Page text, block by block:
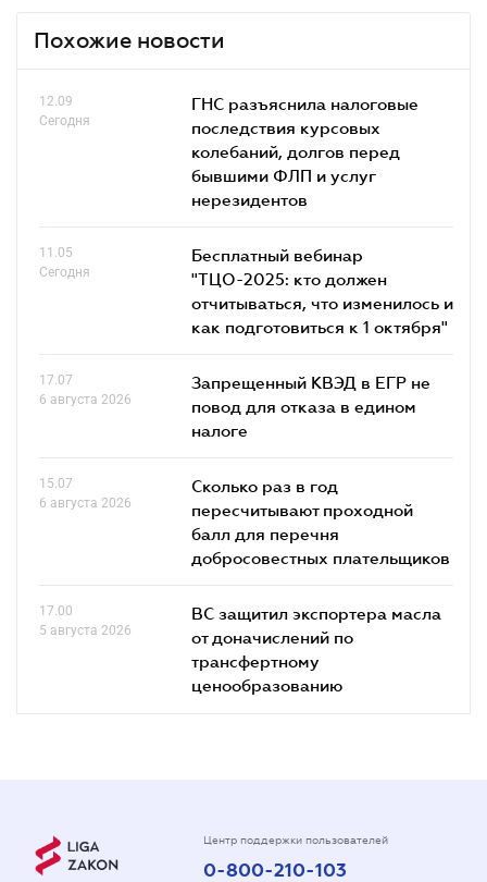
Похожие новости
12.09
Сегодня
ГНС разъяснила налоговые
последствия курсовых
колебаний, долгов перед
бывшими ФЛП и услуг
нерезидентов
11.05
Сегодня
Бесплатный вебинар
"ТЦО-2025: кто должен
отчитываться, что изменилось и
как подготовиться к 1 октября"
17.07
6 августа 2026
Запрещенный КВЭД в ЕГР не
повод для отказа в едином
налоге
15.07
6 августа 2026
Сколько раз в год
пересчитывают проходной
балл для перечня
добросовестных плательщиков
17.00
5 августа 2026
ВС защитил экспортера масла
от доначислений по
трансфертному
ценообразованию
Центр поддержки пользователей
0-800-210-103